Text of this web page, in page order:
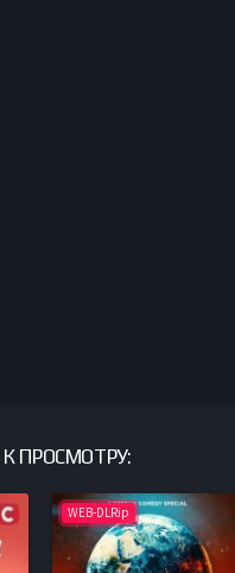
К ПРОСМОТРУ:
WEB-DLRip